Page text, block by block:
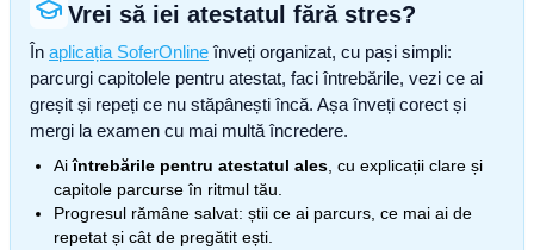
Vrei să iei atestatul fără stres?
În aplicația SoferOnline înveți organizat, cu pași simpli:
parcurgi capitolele pentru atestat, faci întrebările, vezi ce ai
greșit și repeți ce nu stăpânești încă. Așa înveți corect și
mergi la examen cu mai multă încredere.
Aiîntrebările pentru atestatul ales , cu explicații clare și
capitole parcurse în ritmul tău.
Progresul rămâne salvat: știi ce ai parcurs, ce mai ai de
repetat și cât de pregătit ești.